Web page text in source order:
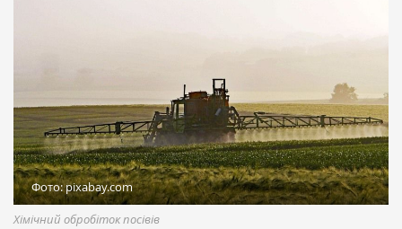
Фото: pixabay.com
Хімічний обробіток посівів